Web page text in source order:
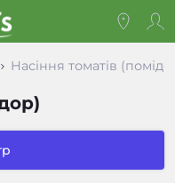
Насіння томатів